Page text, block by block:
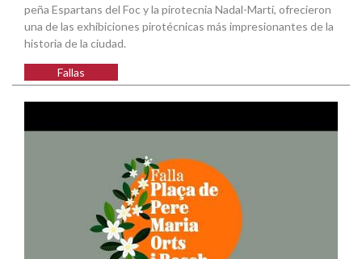
peña Espartans del Foc y la pirotecnia Nadal-Martí, ofrecieron
una de las exhibiciones pirotécnicas más impresionantes de la
historia de la ciudad.
Fallas